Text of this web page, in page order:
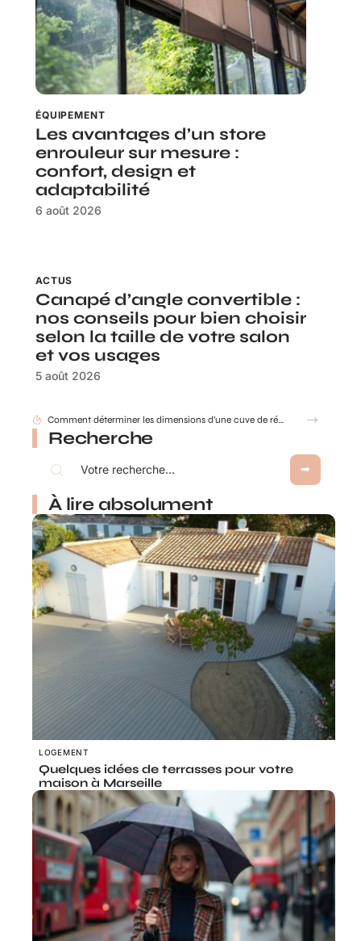
ÉQUIPEMENT
Les avantages d’un store
enrouleur sur mesure :
confort, design et
adaptabilité
6 août 2026
ACTUS
Canapé d’angle convertible :
nos conseils pour bien choisir
selon la taille de votre salon
et vos usages
5 août 2026
Comment déterminer les dimensions d’une cuve de récupération d’eau de pluie ?
Recherche
À lire absolument
LOGEMENT
Quelques idées de terrasses pour votre
maison à Marseille